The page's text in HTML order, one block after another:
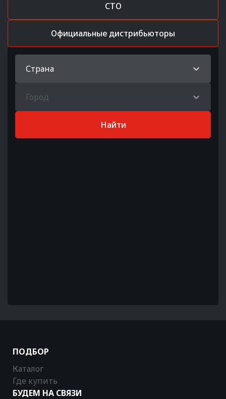
СТО
Официальные дистрибьюторы
Страна
Город
Найти
ПОДБОР
Каталог
Где купить
БУДЕМ НА СВЯЗИ